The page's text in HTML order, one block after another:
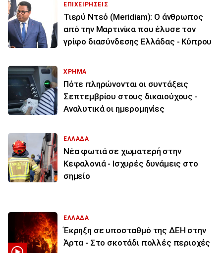
ΕΠΙΧΕΙΡΗΣΕΙΣ
Τιερύ Ντεό (Meridiam): Ο άνθρωπος
από την Μαρτινίκα που έλυσε τον
γρίφο διασύνδεσης Ελλάδας - Κύπρου
ΧΡΗΜΑ
Πότε πληρώνονται οι συντάξεις
Σεπτεμβρίου στους δικαιούχους -
Αναλυτικά οι ημερομηνίες
ΕΛΛΑΔΑ
Νέα φωτιά σε χωματερή στην
Κεφαλονιά - Ισχυρές δυνάμεις στο
σημείο
ΕΛΛΑΔΑ
Έκρηξη σε υποσταθμό της ΔΕΗ στην
Άρτα - Στο σκοτάδι πολλές περιοχές